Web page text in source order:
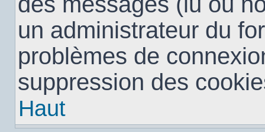
un administrateur du
problèmes de
suppression des
Haut